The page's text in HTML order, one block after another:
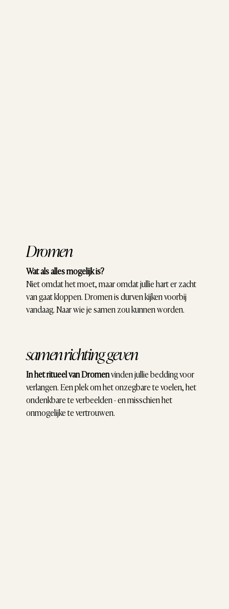
Dromen
Wat als alles mogelijk is?
Niet omdat het moet, maar omdat jullie hart er zacht
van gaat kloppen. Dromen is durven kijken voorbij
vandaag. Naar wie je samen zou kunnen worden.
samen richting geven
In het ritueel van Dromenvinden jullie bedding voor
verlangen. Een plek om het onzegbare te voelen, het
ondenkbare te verbeelden - en misschien het
onmogelijke te vertrouwen.